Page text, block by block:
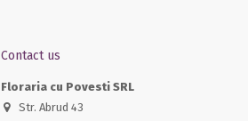
Contact us
Floraria cu Povesti SRL
Str. Abrud 43